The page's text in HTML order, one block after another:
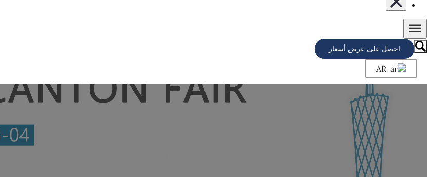
احصل على عرض أسعار